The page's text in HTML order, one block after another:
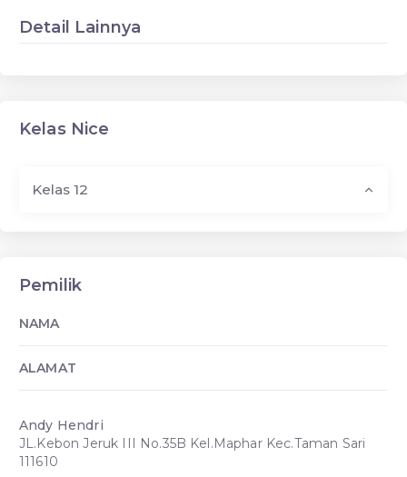
Detail Lainnya
Kelas Nice
Kelas 12
Pemilik
NAMA
ALAMAT
Andy Hendri
JL.Kebon Jeruk III No.35B Kel.Maphar Kec.Taman Sari
111610